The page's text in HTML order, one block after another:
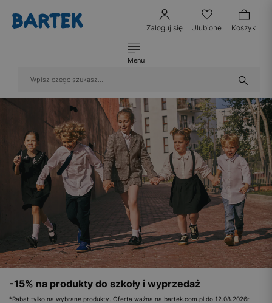
Zaloguj się Ulubione Koszyk
Menu
-15% na produkty do szkoły i wyprzedaż
*Rabat tylko na wybrane produkty. Oferta ważna na bartek.com.pl do 12.08.2026r.